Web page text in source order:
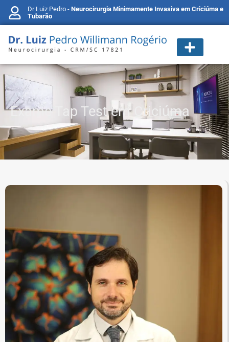
Dr Luiz Pedro - Neurocirurgia Minimamente Invasiva em Criciúma e
Tubarão
Exame Tap Test em Criciúma